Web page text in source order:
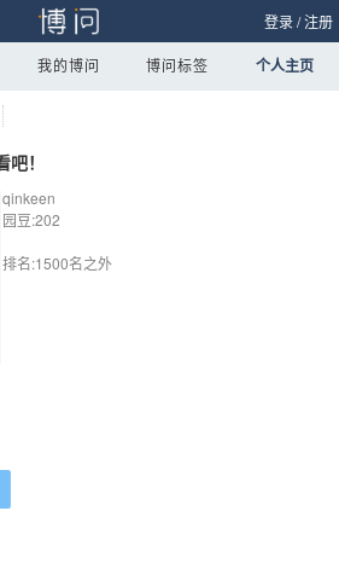
登录/注册
我的博问 博问标签 个人主页
！
qinkeen
园豆:202
排名:1500名之外